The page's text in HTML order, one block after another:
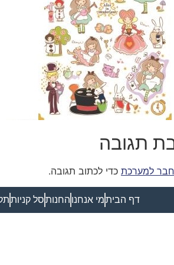
תגובה
למערכת כדי לכתוב תגובה.
דף הביתמי אנחנו החנותסל קניות